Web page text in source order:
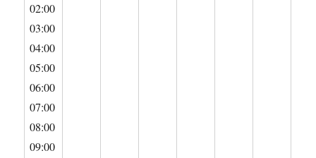
02:00
03:00
04:00
05:00
06:00
07:00
08:00
09:00